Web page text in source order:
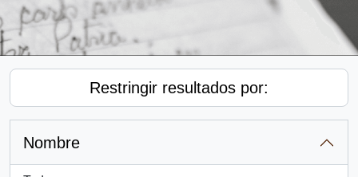
Restringir resultados por:
Nombre